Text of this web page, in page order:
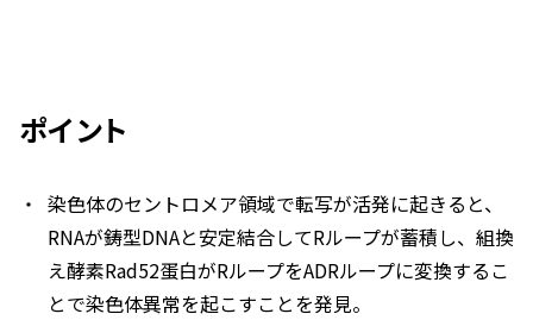
ポイント
染色体のセントロメア領域で転写が活発に起きると、
RNAが鋳型DNAと安定結合してRループが蓄積し、組換
え酵素Rad52蛋白がRループをADRループに変換するこ
とで染色体異常を起こすことを発見。